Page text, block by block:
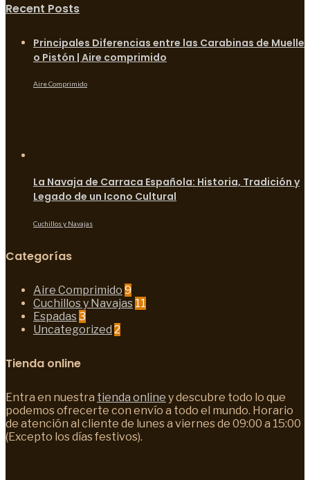
Recent Posts
Principales Diferencias entre las Carabinas de Muelle
o Pistón | Aire comprimido
Aire Comprimido
La Navaja de Carraca Española: Historia, Tradición y
Legado de un Icono Cultural
Cuchillos y Navajas
Categorías
Aire Comprimido 9
Cuchillos y Navajas 11
Espadas3
Uncategorized 2
Tienda online
Entra en nuestra tienda online y descubre todo lo que
podemos ofrecerte con envío a todo el mundo. Horario
de atención al cliente de lunes a viernes de 09:00 a 15:00
(Excepto los días festivos).